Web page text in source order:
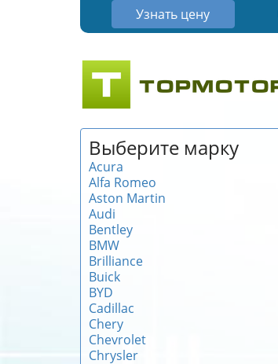
Узнать цену
Выберите марку
Acura
Alfa Romeo
Aston Martin
Audi
Bentley
BMW
Brilliance
Buick
BYD
Cadillac
Chery
Chevrolet
Chrysler